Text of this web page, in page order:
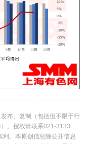
布、复制（包括但不限于行
。授权请联系021-3133
。本原创信息除公开信息